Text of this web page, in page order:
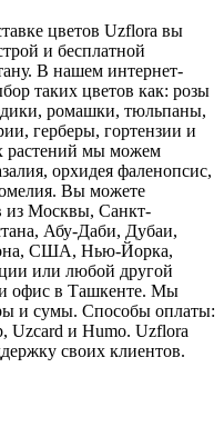
цветов Uzflora вы
и бесплатной
В нашем интернет-
таких цветов как: розы
ромашки, тюльпаны,
герберы, гортензии и
растений мы можем
орхидея фаленопсис,
Вы можете
из Москвы, Санкт-
Абу-Даби, Дубаи,
США, Нью-Йорка,
или любой другой
офис в Ташкенте. Мы
и сумы. Способы оплаты:
Uzcard и Humo. Uzflora
своих клиентов.